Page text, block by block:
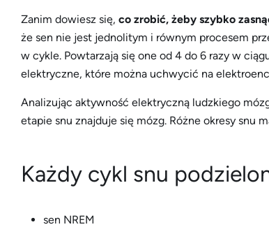
Zanim dowiesz się, co zrobić, żeby szybko
że sen nie jest jednolitym i równym procesem
w cykle. Powtarzają się one od 4 do 6 razy w
elektryczne, które można uchwycić na
Analizując aktywność elektryczną ludzkiego
etapie snu znajduje się mózg. Różne okresy snu
Każdy cykl snu
sen NREM